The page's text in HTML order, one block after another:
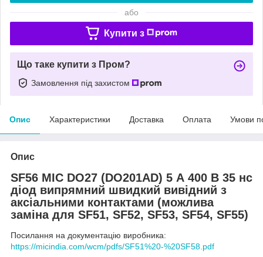
або
Купити з
Що таке купити з Пром?
Замовлення під захистом
Опис Характеристики Доставка Оплата Умови
Опис
SF56 MIC DO27 (DO201AD) 5 А 400 В 35 нс
діод випрямний швидкий вивідний з
аксіальними контактами (можлива
заміна для SF51, SF52, SF53, SF54, SF55)
Посилання на документацію виробника:
https://micindia.com/wcm/pdfs/SF51%20-%20SF58.pdf